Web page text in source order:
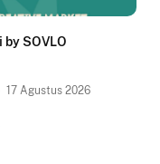
by SOVLO
17 Agustus 2026